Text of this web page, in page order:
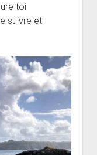
toi
suivre et